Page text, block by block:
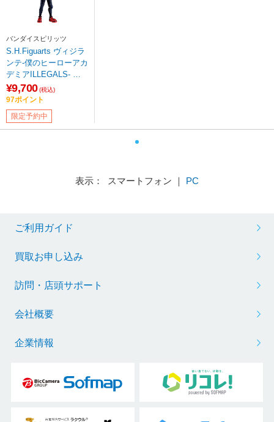
バンダイスピリッツ
S.H.Figuarts ヴィジラ
ンテ-僕のヒーローアカ
デミアILLEGALS- 灰
廻航一
¥9,700 (税込)
97ポイント
限定予約中
表示： スマートフォン ｜ PC
ご利用ガイド
買取お申し込み
訪問・店頭サポート
会社概要
企業情報